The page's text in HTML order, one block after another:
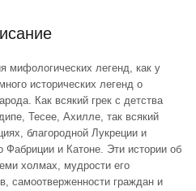
мифологических легенд, как у
исторических легенд о
Как всякий грек с детства
Тесее, Ахилле, так всякий
благородной Лукреции и
и Катоне. Эти истории об
холмах, мудрости его
самоотверженности граждан и